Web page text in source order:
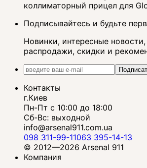
коллиматорный прицел для
Подписывайтесь и будьте
Новинки, интересные
распродажи, скидки и
Контакты
г.Киев
Пн-Пт с 10:00 до 18:00
Сб-Вс: выходной
info@arsenal911.com.ua
098 311-99-11063 395-14-13
© 2012—2026 Arsenal 911
Компания